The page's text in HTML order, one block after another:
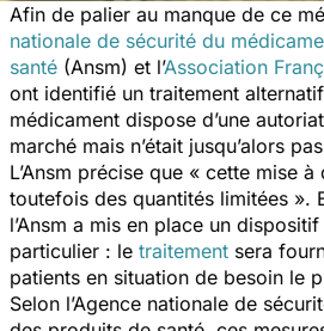
Afin de palier au manque de ce
nationale de sécurité du
santé (Ansm) et l’Association
ont identifié un traitement
médicament dispose d’une
marché mais n’était jusqu’alors
L’Ansm précise que « cette mise
toutefois des quantités limitées ».
l’Ansm a mis en place un
particulier : le traitement sera
patients en situation de besoin le
Selon l’Agence nationale de